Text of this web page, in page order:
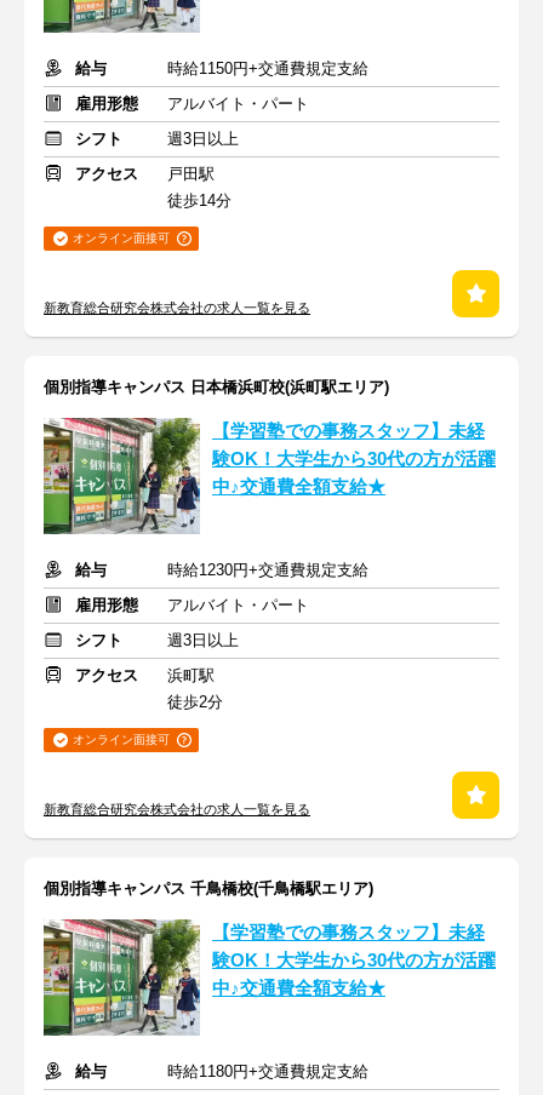
給与
時給1150円+交通費規定支給
雇用形態
アルバイト・パート
シフト
週3日以上
アクセス
戸田駅
徒歩14分
オンライン面接可
新教育総合研究会株式会社の求人一覧を見る
個別指導キャンパス 日本橋浜町校(浜町駅エリア)
【学習塾での事務スタッフ】未経
験OK！大学生から30代の方が活躍
中♪交通費全額支給★
給与
時給1230円+交通費規定支給
雇用形態
アルバイト・パート
シフト
週3日以上
アクセス
浜町駅
徒歩2分
オンライン面接可
新教育総合研究会株式会社の求人一覧を見る
個別指導キャンパス 千鳥橋校(千鳥橋駅エリア)
【学習塾での事務スタッフ】未経
験OK！大学生から30代の方が活躍
中♪交通費全額支給★
給与
時給1180円+交通費規定支給